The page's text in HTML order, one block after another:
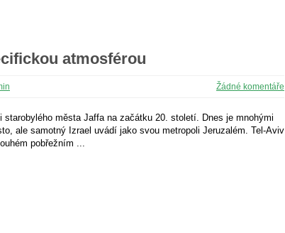
atmosférou
Žádné komentáře
města Jaffa na začátku 20. století. Dnes je mnohými
ale samotný Izrael uvádí jako svou metropoli Jeruzalém. Tel-Aviv
pobřežním ...